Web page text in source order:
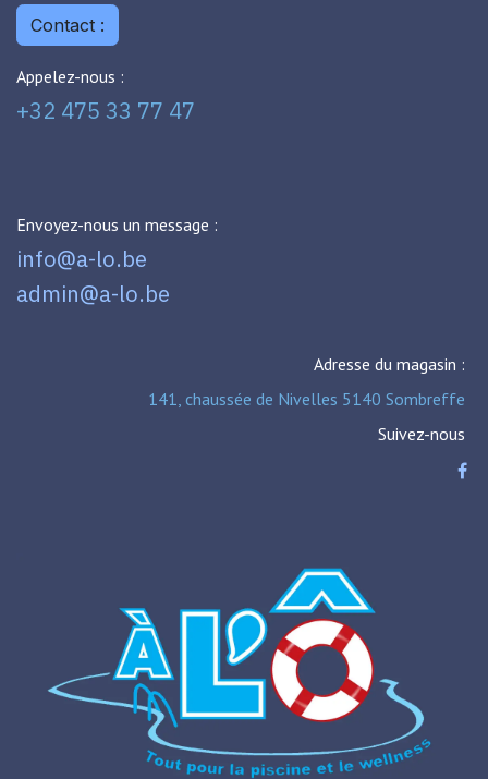
Contact :
Appelez-nous :
+32 475 33 77 47
Envoyez-nous un message :
info@a-lo.be
admin@a-lo.be
Adresse du magasin :
141, chaussée de Nivelles 5140 Sombreffe
Suivez-nous